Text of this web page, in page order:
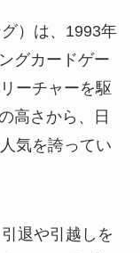
）は、1993年
グカードゲー
ーチャーを駆
高さから、日
気を誇ってい
退や引越しを